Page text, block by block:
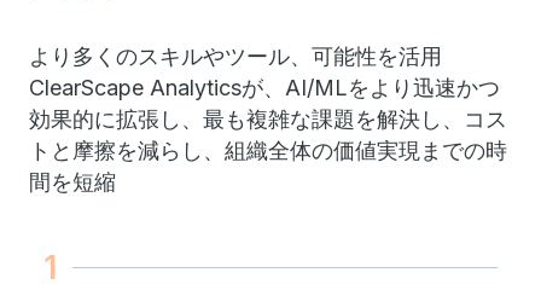
より多くのスキルやツール、可能性を活用
ClearScape Analyticsが、AI/MLをより迅速かつ
効果的に拡張し、最も複雑な課題を解決し、コス
トと摩擦を減らし、組織全体の価値実現までの時
間を短縮
1